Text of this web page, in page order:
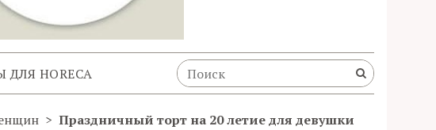
HORECA
Праздничный торт на 20 летие для девушки